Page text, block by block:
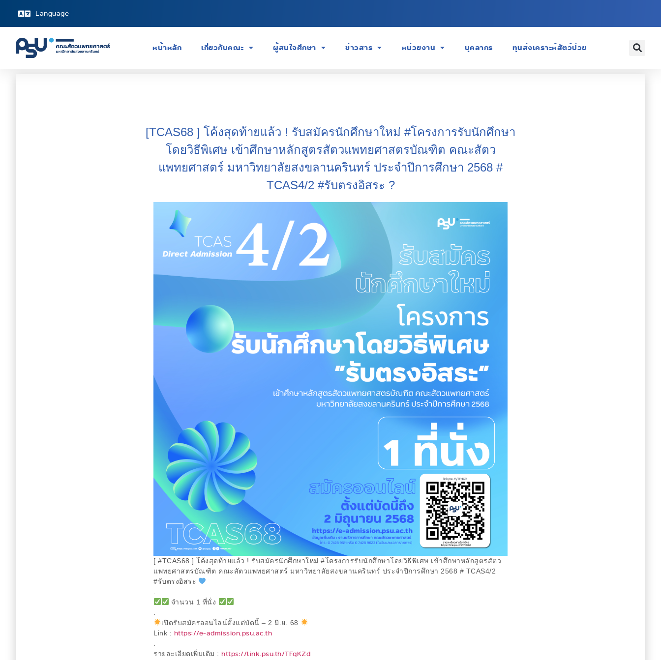
Language
หน้าหลัก เกี่ยวกับคณะ ผู้สนใจศึกษา ข่าวสาร หน่วยงาน บุคลากร ทุนส่งเคราะห์สัตว์ป่วย
[TCAS68 ] โค้งสุดท้ายแล้ว ! รับสมัครนักศึกษาใหม่ #โครงการรับนักศึกษา
โดยวิธีพิเศษ เข้าศึกษาหลักสูตรสัตวแพทยศาสตรบัณฑิต คณะสัตว
แพทยศาสตร์ มหาวิทยาลัยสงขลานครินทร์ ประจำปีการศึกษา 2568 #
TCAS4/2 #รับตรงอิสระ ?
[ #TCAS68 ] โค้งสุดท้ายแล้ว ! รับสมัครนักศึกษาใหม่ #โครงการรับนักศึกษาโดยวิธีพิเศษ เข้าศึกษาหลักสูตรสัตว
แพทยศาสตรบัณฑิต คณะสัตวแพทยศาสตร์ มหาวิทยาลัยสงขลานครินทร์ ประจำปีการศึกษา 2568 # TCAS4/2
#รับตรงอิสระ
จำนวน 1 ที่นั่ง
เปิดรับสมัครออนไลน์ตั้งแต่บัดนี้ – 2 มิ.ย. 68
Link : https://e-admission.psu.ac.th
รายละเอียดเพิ่มเติม : https://link.psu.th/TFqKZd